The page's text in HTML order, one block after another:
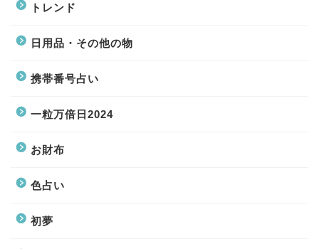
トレンド
日用品・その他の物
携帯番号占い
一粒万倍日2024
お財布
色占い
初夢